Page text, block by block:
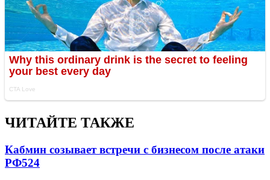
ЧИТАЙТЕ ТАКЖЕ
Кабмин созывает встречи с бизнесом после атаки
РФ524